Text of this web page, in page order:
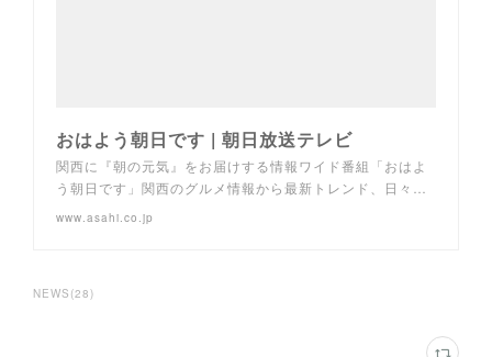
おはよう朝日です | 朝日放送テレビ
関西に『朝の元気』をお届けする情報ワイド番組「おはよ
う朝日です」関西のグルメ情報から最新トレンド、日々…
www.asahi.co.jp
NEWS (28)